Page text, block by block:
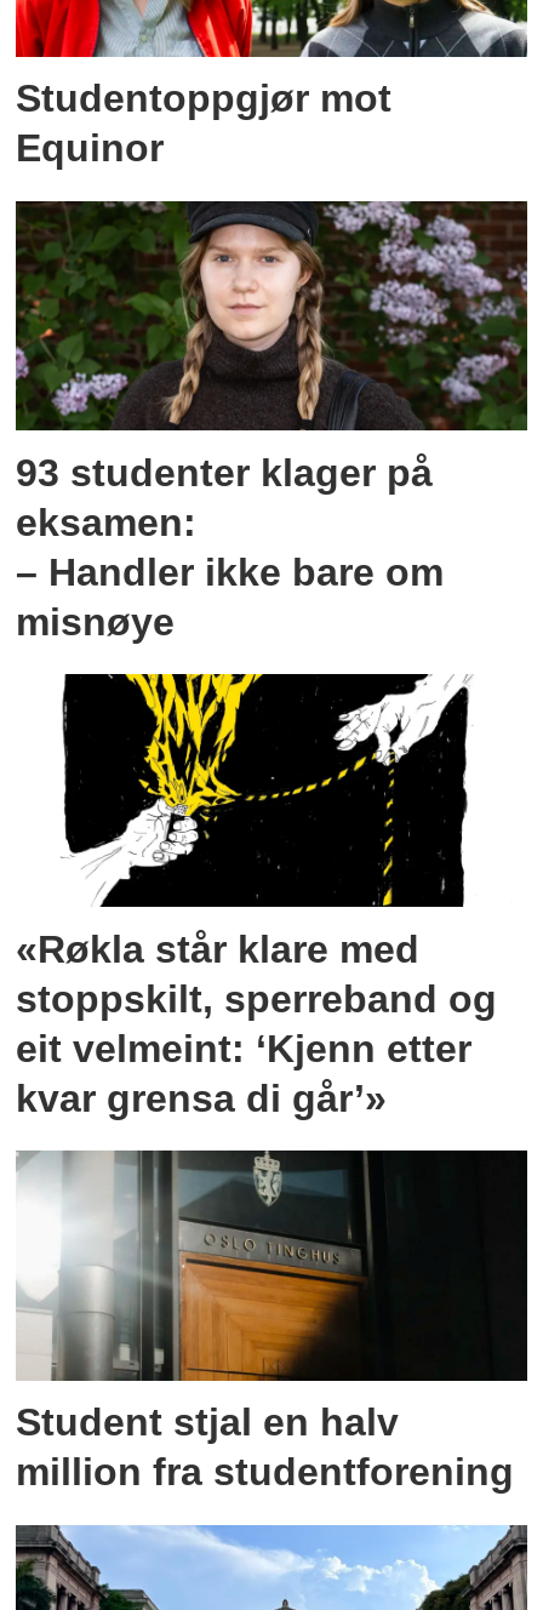
Studentoppgjør mot
Equinor
93 studenter klager på
eksamen:
– Handler ikke bare om
misnøye
«Røkla står klare med
stoppskilt, sperreband og
eit velmeint: ‘Kjenn etter
kvar grensa di går’»
Student stjal en halv
million fra studentforening